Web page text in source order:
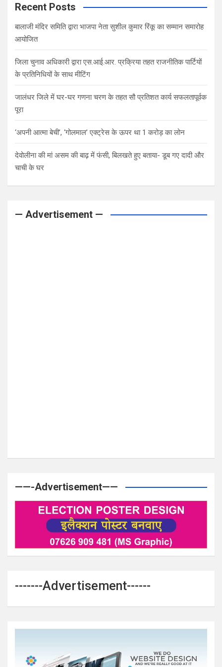
Recent Posts
बालाजी मंदिर समिति द्वारा भाजपा नेता सुशील कुमार रिंकू का सम्मान समारोह
आयोजित
जिला चुनाव अधिकारी द्वारा एस.आई.आर. प्रक्रिया तहत राजनीतिक पार्टियों
के प्रतिनिधियों के साथ मीटिंग
जालंधर जिले में घर-घर गणना चरण के तहत सौ प्रतिशत कार्य सफलतापूर्वक
पूरा
‘अपनी आत्मा बेची’, ‘गोलमाल’ एक्ट्रेस के ऊपर था 1 करोड़ का लोन
देवोलीना की मां असम की बाढ़ में फंसी, बिलखते हुए बताया- डूब गए दादी और
चाची के घर
— Advertisement —
——-Advertisement——
-------Advertisement------